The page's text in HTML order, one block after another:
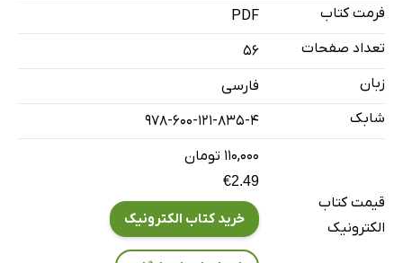
فرمت کتاب
PDF
تعداد صفحات
56
زبان
فارسی
شابک
978-600-121-835-4
قیمت کتاب
الکترونیک
۱۱۰,۰۰۰ تومان
€2.49
خرید کتاب الکترونیک